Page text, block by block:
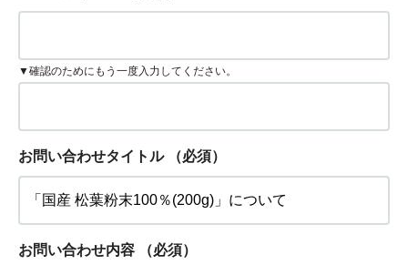
▼確認のためにもう一度入力してください。
お問い合わせタイトル （必須）
お問い合わせ内容 （必須）